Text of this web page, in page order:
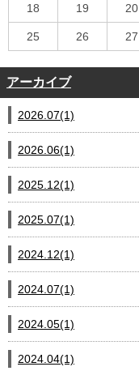
18 19 20
25 26 27
アーカイブ
2026.07(1)
2026.06(1)
2025.12(1)
2025.07(1)
2024.12(1)
2024.07(1)
2024.05(1)
2024.04(1)